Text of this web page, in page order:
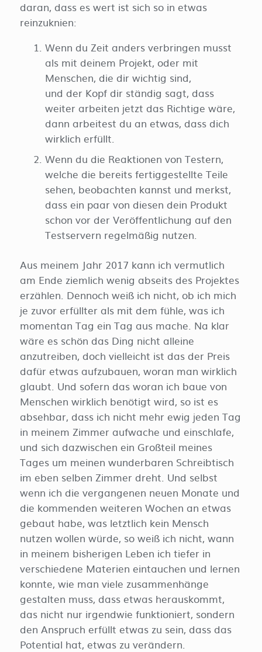
daran, dass es wert ist sich so in etwas
reinzuknien:
Wenn du Zeit anders verbringen musst
als mit deinem Projekt, oder mit
Menschen, die dir wichtig sind,
und der Kopf dir ständig sagt, dass
weiter arbeiten jetzt das Richtige wäre,
dann arbeitest du an etwas, dass dich
wirklich erfüllt.
Wenn du die Reaktionen von Testern,
welche die bereits fertiggestellte Teile
sehen, beobachten kannst und merkst,
dass ein paar von diesen dein Produkt
schon vor der Veröffentlichung auf den
Testservern regelmäßig nutzen.
Aus meinem Jahr 2017 kann ich vermutlich
am Ende ziemlich wenig abseits des Projektes
erzählen. Dennoch weiß ich nicht, ob ich mich
je zuvor erfüllter als mit dem fühle, was ich
momentan Tag ein Tag aus mache. Na klar
wäre es schön das Ding nicht alleine
anzutreiben, doch vielleicht ist das der Preis
dafür etwas aufzubauen, woran man wirklich
glaubt. Und sofern das woran ich baue von
Menschen wirklich benötigt wird, so ist es
absehbar, dass ich nicht mehr ewig jeden Tag
in meinem Zimmer aufwache und einschlafe,
und sich dazwischen ein Großteil meines
Tages um meinen wunderbaren Schreibtisch
im eben selben Zimmer dreht. Und selbst
wenn ich die vergangenen neuen Monate und
die kommenden weiteren Wochen an etwas
gebaut habe, was letztlich kein Mensch
nutzen wollen würde, so weiß ich nicht, wann
in meinem bisherigen Leben ich tiefer in
verschiedene Materien eintauchen und lernen
konnte, wie man viele zusammenhänge
gestalten muss, dass etwas herauskommt,
das nicht nur irgendwie funktioniert, sondern
den Anspruch erfüllt etwas zu sein, dass das
Potential hat, etwas zu verändern.